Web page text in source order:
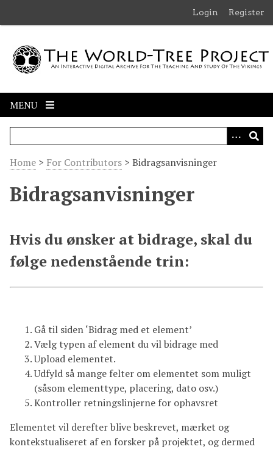
m
Login Register
MENU
Home > For Contributors > Bidragsanvisninger
Bidragsanvisninger
Hvis du ønsker at bidrage, skal du
følge nedenstående trin:
Gå til siden ‘Bidrag med et element’
Vælg typen af element du vil bidrage med
Upload elementet.
Udfyld så mange felter om elementet som muligt
(såsom elementtype, placering, dato osv.)
Kontroller retningslinjerne for ophavsret
Elementet vil derefter blive beskrevet, mærket og
kontekstualiseret af en forsker på projektet, og dermed